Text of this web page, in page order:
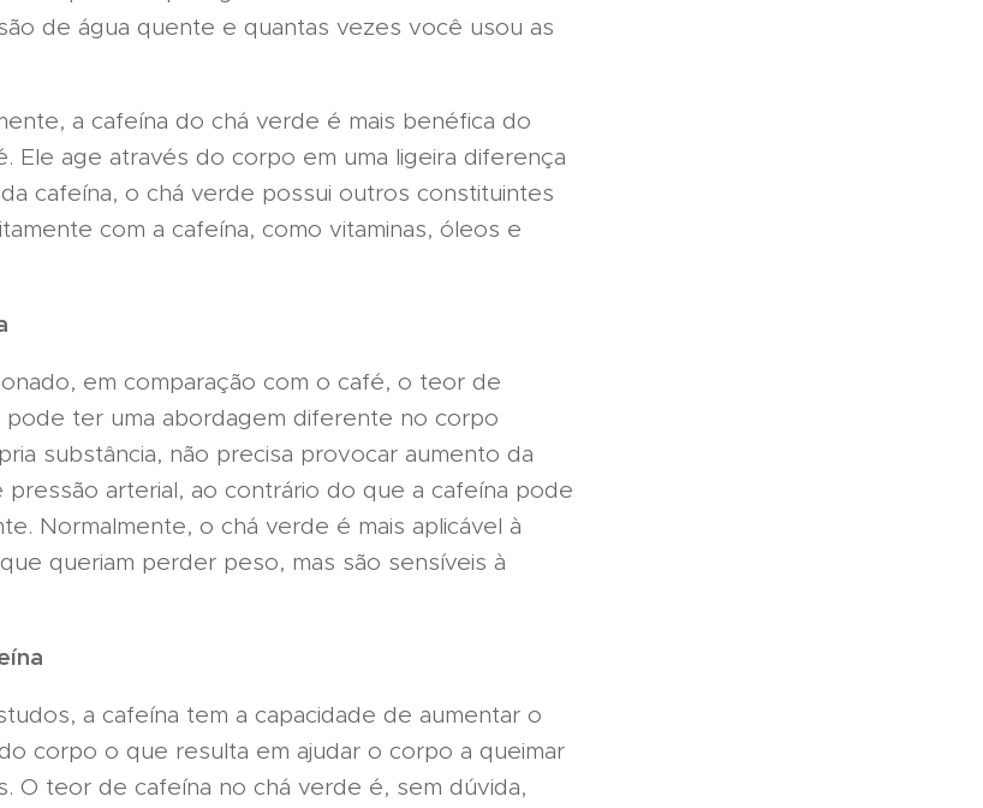
de água quente e quantas vezes você usou as
a cafeína do chá verde é mais benéfica do
Ele age através do corpo em uma ligeira diferença
cafeína, o chá verde possui outros constituintes
com a cafeína, como vitaminas, óleos e
em comparação com o café, o teor de
pode ter uma abordagem diferente no corpo
substância, não precisa provocar aumento da
pressão arterial, ao contrário do que a cafeína pode
Normalmente, o chá verde é mais aplicável à
queriam perder peso, mas são sensíveis à
a cafeína tem a capacidade de aumentar o
corpo o que resulta em ajudar o corpo a queimar
O teor de cafeína no chá verde é, sem dúvida,